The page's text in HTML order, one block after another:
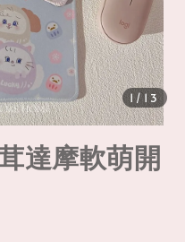
1 /13
達摩軟萌開